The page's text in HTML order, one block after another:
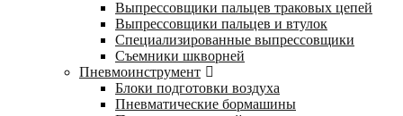
Выпрессовщики пальцев траковых цепей
Выпрессовщики пальцев и втулок
Специализированные выпрессовщики
Cъемники шкворней
Пневмоинструмент
Блоки подготовки воздуха
Пневматические бормашины